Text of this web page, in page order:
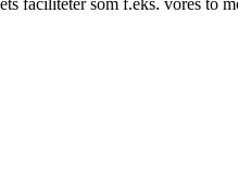
faciliteter som f.eks. vores to